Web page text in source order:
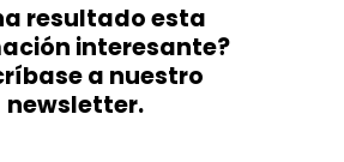
resultado esta
interesante?
a nuestro
newsletter.